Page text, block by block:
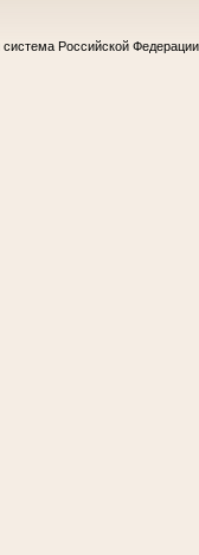
система Российской